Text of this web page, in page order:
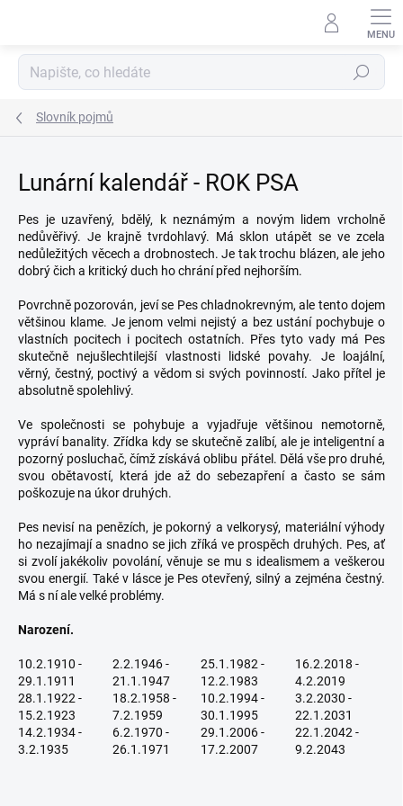
Hledat
Slovník pojmů
Lunární kalendář - ROK PSA
Pes je uzavřený, bdělý, k neznámým a novým lidem vrcholně
nedůvěřivý. Je krajně tvrdohlavý. Má sklon utápět se ve zcela
nedůležitých věcech a drobnostech. Je tak trochu blázen, ale jeho
dobrý čich a kritický duch ho chrání před nejhorším.
Povrchně pozorován, jeví se Pes chladnokrevným, ale tento dojem
většinou klame. Je jenom velmi nejistý a bez ustání pochybuje o
vlastních pocitech i pocitech ostatních. Přes tyto vady má Pes
skutečně nejušlechtilejší vlastnosti lidské povahy. Je loajální,
věrný, čestný, poctivý a vědom si svých povinností. Jako přítel je
absolutně spolehlivý.
Ve společnosti se pohybuje a vyjadřuje většinou nemotorně,
vypráví banality. Zřídka kdy se skutečně zalíbí, ale je inteligentní a
pozorný posluchač, čímž získává oblibu přátel. Dělá vše pro druhé,
svou obětavostí, která jde až do sebezapření a často se sám
poškozuje na úkor druhých.
Pes nevisí na penězích, je pokorný a velkorysý, materiální výhody
ho nezajímají a snadno se jich zříká ve prospěch druhých. Pes, ať
si zvolí jakékoliv povolání, věnuje se mu s idealismem a veškerou
svou energií. Také v lásce je Pes otevřený, silný a zejména čestný.
Má s ní ale velké problémy.
Narození.
10.2.1910 -
29.1.1911
2.2.1946 -
21.1.1947
25.1.1982 -
12.2.1983
16.2.2018 -
4.2.2019
28.1.1922 -
15.2.1923
18.2.1958 -
7.2.1959
10.2.1994 -
30.1.1995
3.2.2030 -
22.1.2031
14.2.1934 -
3.2.1935
6.2.1970 -
26.1.1971
29.1.2006 -
17.2.2007
22.1.2042 -
9.2.2043